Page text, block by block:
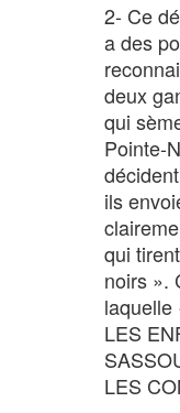
2- Ce
a des
deux
qui
Pointe-
ils
qui
noirs ».
laquelle
LES
LES